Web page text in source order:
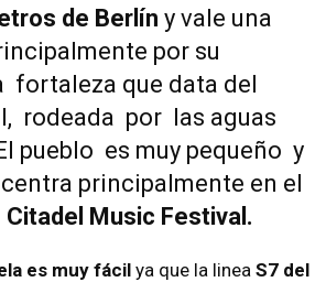
de Berlín y vale una
por su
fortaleza que data del
rodeada por las aguas
pueblo es muy pequeño y
principalmente en el
Citadel Music Festival.
es muy fácil ya que la linea S7 del